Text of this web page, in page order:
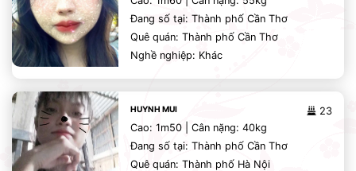
Đang số tại: Thành phố Cần Thơ
Quê quán: Thành phố Cần Thơ
Nghề nghiệp: Khác
23
HUYNH MUI
Cao: 1m50 | Cân nặng: 40kg
Đang số tại: Thành phố Cần Thơ
Quê quán: Thành phố Hà Nội